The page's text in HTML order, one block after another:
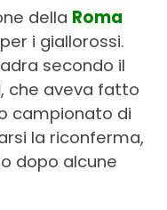
della Roma
i giallorossi.
secondo il
, che aveva fatto
campionato di
la riconferma,
dopo alcune